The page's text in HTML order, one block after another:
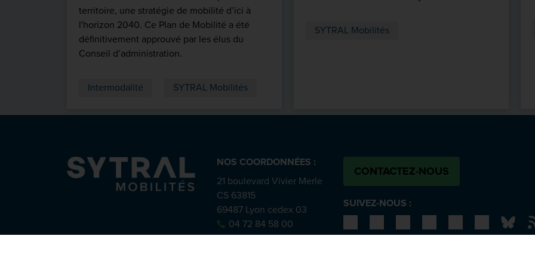
territoire, une stratégie de mobilité d’ici à
l'horizon 2040. Ce Plan de Mobilité a été
définitivement approuvé par les élus du
Conseil d’administration.
Intermodalité SYTRAL Mobilités
SYTRAL Mobilités
NOS COORDONNÉES :
21 boulevard Vivier Merle
CS 63815
69487 Lyon cedex 03
04 72 84 58 00
CONTACTEZ-NOUS
SUIVEZ-NOUS :
Bluesky